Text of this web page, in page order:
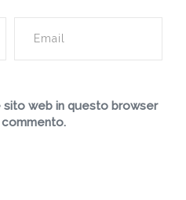
sito web in questo browser